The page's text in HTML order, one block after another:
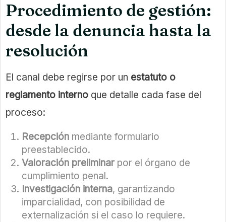
Procedimiento de gestión:
desde la denuncia hasta la
resolución
El canal debe regirse por un estatuto o
reglamento interno que detalle cada fase del
proceso:
Recepción mediante formulario
preestablecido.
Valoración preliminar por el órgano de
cumplimiento penal.
Investigación interna, garantizando
imparcialidad, con posibilidad de
externalización si el caso lo requiere.